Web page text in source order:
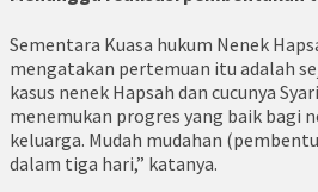
Sementara Kuasa hukum Nenek
mengatakan pertemuan itu adalah
kasus nenek Hapsah dan cucunya
menemukan progres yang baik bagi
keluarga. Mudah mudahan
dalam tiga hari,” katanya.